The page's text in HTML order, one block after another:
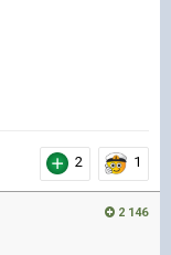
2 1
2 146